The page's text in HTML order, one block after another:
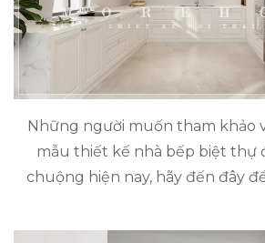
Những người muốn tham khảo
mẫu thiết kế nhà bếp biệt thự
chuộng hiện nay, hãy đến đây